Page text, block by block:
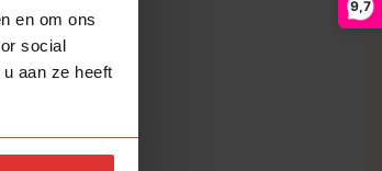
en om ons
social
aan ze heeft
9,7